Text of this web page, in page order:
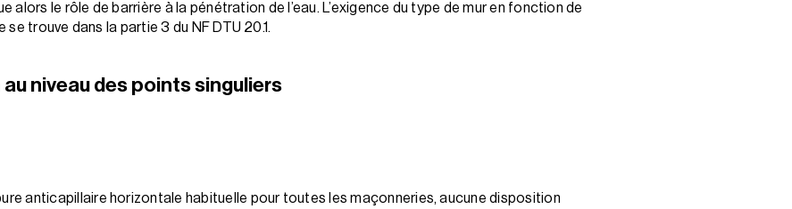
alors le rôle de barrière à la pénétration de l’eau. L’exigence du type de mur en fonction de
se trouve dans la partie 3 du NF DTU 20.1.
niveau des points singuliers
anticapillaire horizontale habituelle pour toutes les maçonneries, aucune disposition